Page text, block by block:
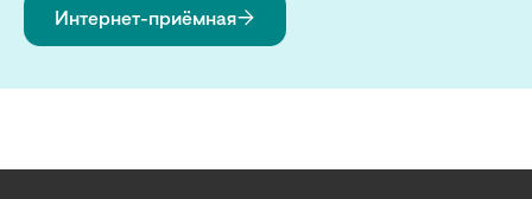
Интернет-приёмная